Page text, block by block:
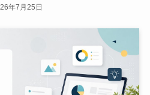
年7月25日